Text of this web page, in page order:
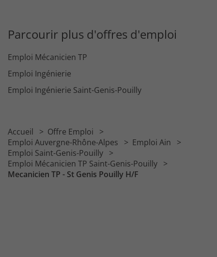
Parcourir plus d'offres d'emploi
Emploi Mécanicien TP
Emploi Ingénierie
Emploi Ingénierie Saint-Genis-Pouilly
Accueil
Offre Emploi
Emploi Auvergne-Rhône-Alpes
Emploi Ain
Emploi Saint-Genis-Pouilly
Emploi Mécanicien TP Saint-Genis-Pouilly
Mecanicien TP - St Genis Pouilly H/F